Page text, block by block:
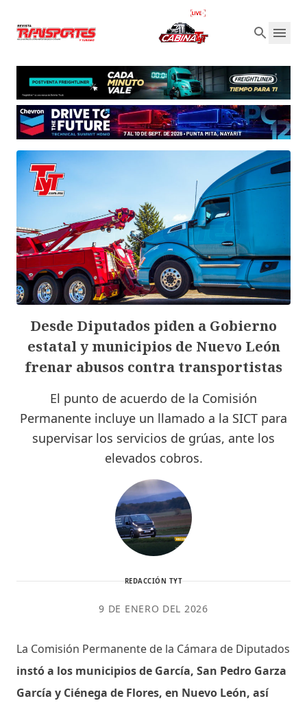
Desde Diputados piden a Gobierno
estatal y municipios de Nuevo León
frenar abusos contra transportistas
El punto de acuerdo de la Comisión
Permanente incluye un llamado a la SICT para
supervisar los servicios de grúas, ante los
elevados cobros.
REDACCIÓN TYT
9 DE ENERO DEL 2026
La Comisión Permanente de la Cámara de Diputados
instó a los municipios de García, San Pedro Garza
García y Ciénega de Flores, en Nuevo León, así